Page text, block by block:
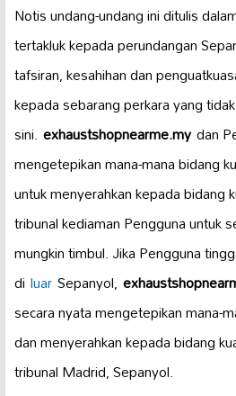
Notis undang-undang ini ditulis
tertakluk kepada perundangan
tafsiran, kesahihan dan
kepada sebarang perkara yang
sini. exhaustshopnearme.mydan
mengetepikan mana-mana bidang
untuk menyerahkan kepada bidang
tribunal kediaman Pengguna untuk
mungkin timbul. Jika Pengguna
di luarSepanyol,
secara nyata mengetepikan mana-
dan menyerahkan kepada bidang
tribunal Madrid, Sepanyol.